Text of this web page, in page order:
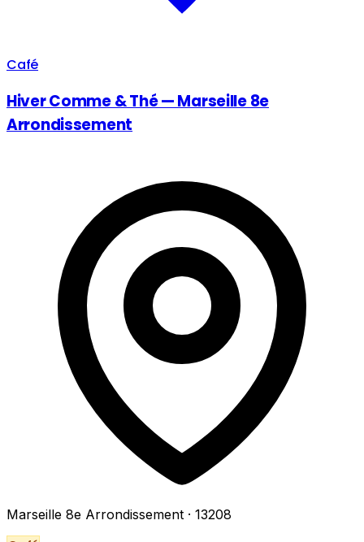
Café
Hiver Comme & Thé — Marseille 8e
Arrondissement
Marseille 8e Arrondissement · 13208